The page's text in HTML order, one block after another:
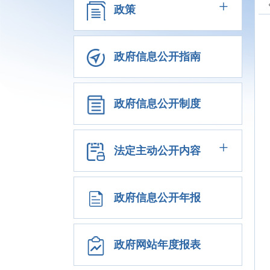
政策 +
政府信息公开指南
政府信息公开制度
法定主动公开内容 +
政府信息公开年报
政府网站年度报表